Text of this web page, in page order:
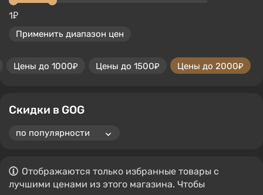
1₽
Применить диапазон цен
Цены до 1000₽ Цены до 1500₽ Цены до 2000₽
Скидки в GOG
Отображаются только избранные товары с
лучшими ценами из этого магазина. Чтобы